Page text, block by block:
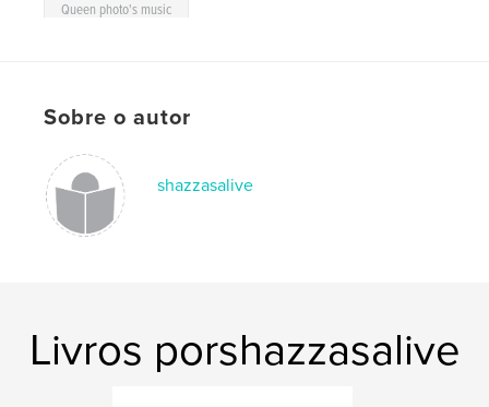
Queen photo's music
Sobre o autor
shazzasalive
Livros porshazzasalive